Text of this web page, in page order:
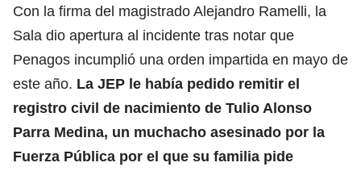
Con la firma del magistrado Alejandro Ramelli, la
Sala dio apertura al incidente tras notar que
Penagos incumplió una orden impartida en mayo de
este año. La JEP le había pedido remitir el
registro civil de nacimiento de Tulio Alonso
Parra Medina, un muchacho asesinado por la
Fuerza Pública por el que su familia pide